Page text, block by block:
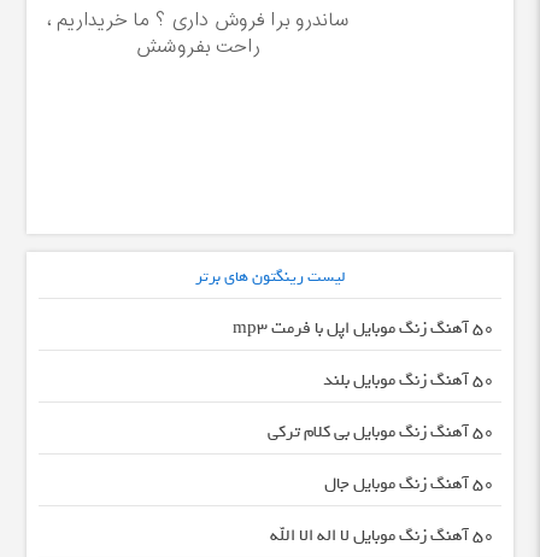
ساندرو برا فروش داری ؟ ما خریداریم ،
راحت بفروشش
لیست رینگتون های برتر
50 آهنگ زنگ موبایل اپل با فرمت mp3
50 آهنگ زنگ موبایل بلند
50 آهنگ زنگ موبایل بی کلام ترکی
50 آهنگ زنگ موبایل جال
50 آهنگ زنگ موبایل لا اله الا الله